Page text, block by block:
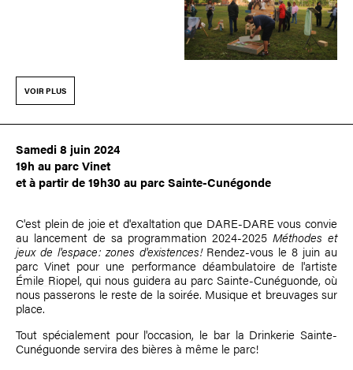
VOIR PLUS
Samedi 8 juin 2024
19h au parc Vinet
et à partir de 19h30 au parc Sainte-Cunégonde
C'est plein de joie et d'exaltation que DARE-DARE vous convie
au lancement de sa programmation 2024-2025Méthodes et
jeux de l'espace: zones d'existences!Rendez-vous le 8 juin au
parc Vinet pour une performance déambulatoire de l'artiste
Émile Riopel, qui nous guidera au parc Sainte-Cunéguonde, où
nous passerons le reste de la soirée. Musique et breuvages sur
place.
Tout spécialement pour l'occasion, le bar la Drinkerie Sainte-
Cunéguonde servira des bières à même le parc!